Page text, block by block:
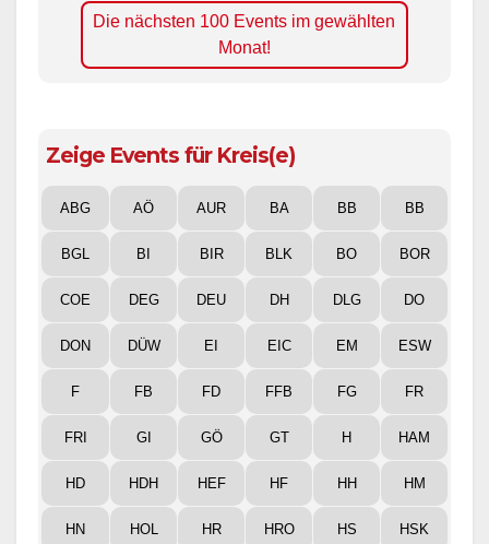
Die nächsten 100 Events im gewählten
Monat!
Zeige Events für Kreis(e)
ABG AÖ AUR BA BB BB
BGL BI BIR BLK BO BOR
COE DEG DEU DH DLG DO
DON DÜW EI EIC EM ESW
F FB FD FFB FG FR
FRI GI GÖ GT H HAM
HD HDH HEF HF HH HM
HN HOL HR HRO HS HSK